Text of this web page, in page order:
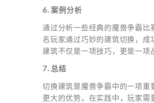
6. 案例分析
通过分析一些经典的魔兽争霸
名玩家通过巧妙的建筑切换，
建筑不仅是一项技巧，更是一项
7. 总结
切换建筑是魔兽争霸中的一项
更大的优势。在实践中，玩家